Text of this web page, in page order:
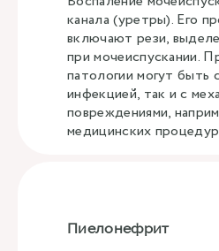
канала (уретры). Его
включают рези,
при мочеиспускании.
патологии могут быть
инфекцией, так и с
повреждениями,
медицинских
Пиелонефрит